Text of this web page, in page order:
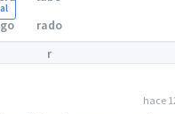
hace